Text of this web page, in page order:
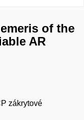
of the
AR
zákrytové